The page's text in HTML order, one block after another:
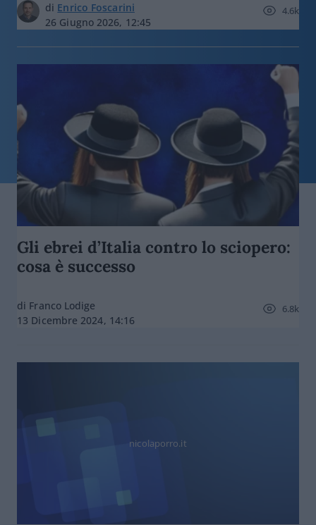
di Enrico Foscarini
26 Giugno 2026, 12:45
4.6k
Gli ebrei d’Italia contro lo sciopero:
cosa è successo
di Franco Lodige
13 Dicembre 2024, 14:16
6.8k
nicolaporro.it